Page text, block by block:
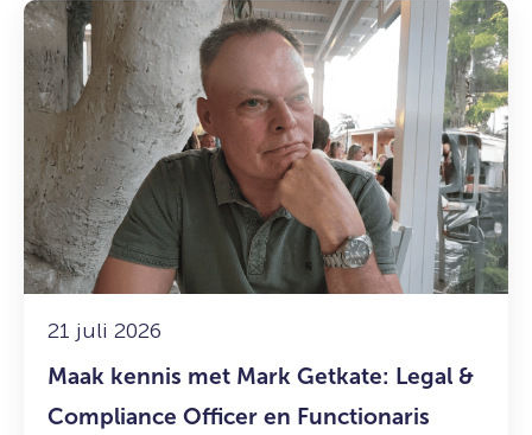
21 juli 2026
Maak kennis met Mark Getkate: Legal &
Compliance Officer en Functionaris
Lees
meer
over:
Maak
kennis
met
Mark
Getkate:
Legal
&
Compliance
Officer
Functionaris
voor